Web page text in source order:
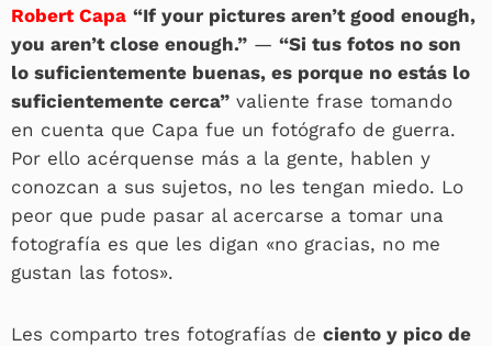
Robert Capa “If your pictures aren’t good enough,
you aren’t close enough.” — “Si tus fotos no son
lo suficientemente buenas, es porque no estás lo
suficientemente cerca” valiente frase tomando
en cuenta que Capa fue un fotógrafo de guerra.
Por ello acérquense más a la gente, hablen y
conozcan a sus sujetos, no les tengan miedo. Lo
peor que pude pasar al acercarse a tomar una
fotografía es que les digan «no gracias, no me
gustan las fotos».
Les comparto tres fotografías de ciento y pico de